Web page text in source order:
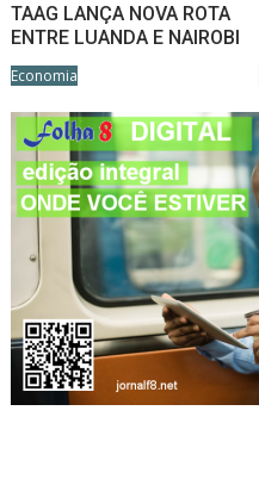
TAAG LANÇA NOVA ROTA
ENTRE LUANDA E NAIROBI
Economia